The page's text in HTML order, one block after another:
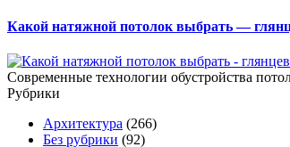
Какой натяжной потолок выбрать —
Современные технологии обустройства
Рубрики
Архитектура (266)
Без рубрики (92)